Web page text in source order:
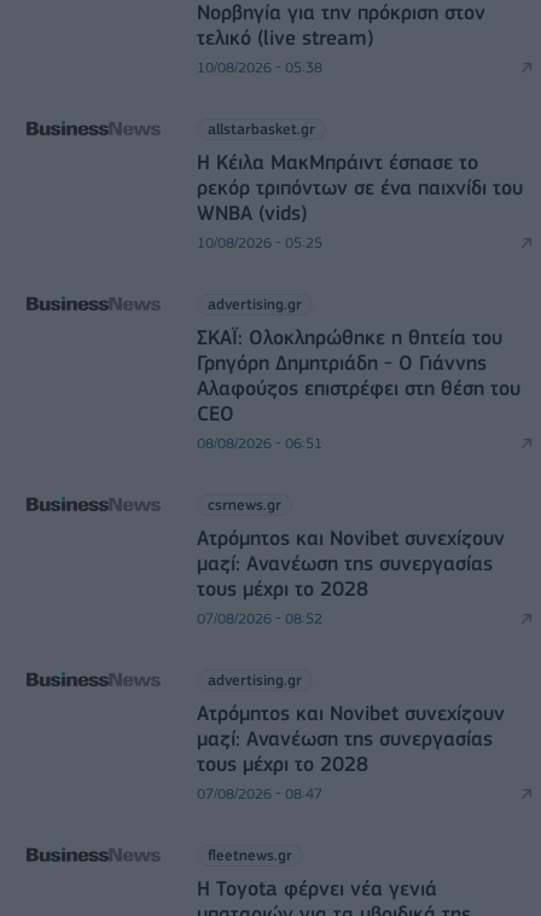
Νορβηγία για την πρόκριση στον
τελικό (live stream)
10/08/2026 - 05:38
allstarbasket.gr
Η Κέιλα ΜακΜπράιντ έσπασε το
ρεκόρ τριπόντων σε ένα παιχνίδι του
WNBA (vids)
10/08/2026 - 05:25
advertising.gr
ΣΚΑΪ: Ολοκληρώθηκε η θητεία του
Γρηγόρη Δημητριάδη - Ο Γιάννης
Αλαφούζος επιστρέφει στη θέση του
CEO
08/08/2026 - 06:51
csrnews.gr
Ατρόμητος και Novibet συνεχίζουν
μαζί: Ανανέωση της συνεργασίας
τους μέχρι το 2028
07/08/2026 - 08:52
advertising.gr
Ατρόμητος και Novibet συνεχίζουν
μαζί: Ανανέωση της συνεργασίας
τους μέχρι το 2028
07/08/2026 - 08:47
fleetnews.gr
Η Toyota φέρνει νέα γενιά